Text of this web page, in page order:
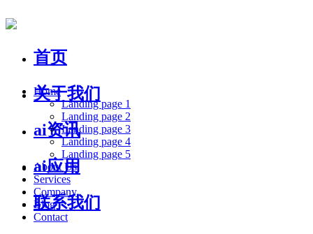
首页
关于我们
ai资讯
ai应用
联系我们
Home
Landing page 1
Landing page 2
Landing page 3
Landing page 4
Landing page 5
About Us
Services
Company
Blog
Contact